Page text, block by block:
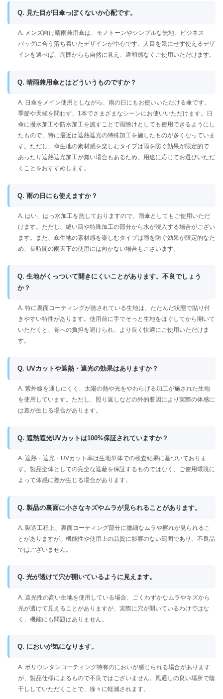
Q. 見た目が日傘っぽくないか心配です。
A. メンズ向け晴雨兼用傘は、モノトーンやシンプルな無地、ビジネス
バッグに合う落ち着いたデザインが中心です。人目を気にせず使えるデザ
インを選べば、周囲からも自然に見え、違和感なくご使用いただけます。
Q. 晴雨兼用傘とはどういうものですか？
A. 日傘をメイン使用としながら、雨の日にもお使いいただける傘です。
季節や天候を問わず、1本でさまざまなシーンにお使いいただけます。日
傘に撥水加工や防水加工を施すことで雨除けとしても使用できるようにし
たもので、特に最近は遮熱遮光の特殊加工を施したものが多くなっていま
す。ただし、傘生地の素材感を楽しむタイプは雨を防ぐ効果が限定的で
あったり遮熱遮光加工が無い場合もあるため、用途に応じてお選びいただ
くことをおすすめします。
Q. 雨の日にも使えますか？
A. はい、はっ水加工を施しておりますので、雨傘としてもご使用いただ
けます。ただし、縫い目や特殊加工の部分から水が浸入する場合がござい
ます。また、傘生地の素材感を楽しむタイプは雨を防ぐ効果が限定的なた
め、長時間の雨天下の使用には向かない場合もございます。
Q. 生地がくっついて開きにくいことがあります。不良でしょう
か？
A. 特に裏面コーティングが施されている生地は、たたんだ状態で貼り付
きやすい特性があります。使用前に手でそっと生地をほぐしてから開いて
いただくと、骨への負担を避けられ、より長く快適にご使用いただけま
す。
Q. UVカットや遮熱・遮光の効果はありますか？
A. 紫外線を通しにくく、太陽の熱や光をやわらげる加工が施された生地
を使用しています。ただし、照り返しなどの外的要因により実際の体感に
は差が生じる場合があります。
Q. 遮熱遮光UVカットは100%保証されていますか？
A. 遮熱・遮光・UVカット率は生地単体での検査結果に基づいておりま
す。製品全体としての完全な遮蔽を保証するものではなく、ご使用環境に
よって体感に差が生じる場合があります。
Q. 製品の裏面に小さなキズやムラが見られることがあります。
A. 製造工程上、裏面コーティング部分に微細なムラや擦れが見られるこ
とがありますが、機能性や使用上の品質に影響のない範囲であり、不良品
ではございません。
Q. 光が透けて穴が開いているように見えます。
A. 遮光性の高い生地を使用している場合、ごくわずかなムラやキズから
光が透けて見えることがありますが、実際に穴が開いているわけではな
く、機能にも問題はありません。
Q. においが気になります。
A. ポリウレタンコーティング特有のにおいが感じられる場合があります
が、製品仕様によるもので不良ではございません。風通しの良い場所で陰
干ししていただくことで、徐々に軽減されます。